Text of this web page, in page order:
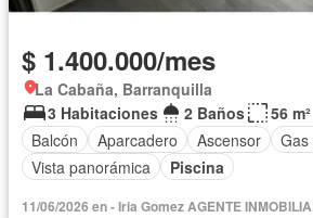
$ 1.400.000/mes
La Cabaña, Barranquilla
3 Habitaciones
2 Baños
56 m²
Balcón
Aparcadero Ascensor
Gas
Vista panorámica
Piscina
11/06/2026 en - Iria Gomez AGENTE